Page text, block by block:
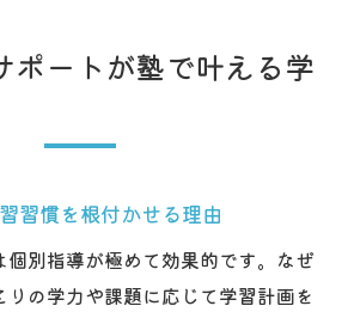
主性育成サポートとは
習サポートが自主性を育てる仕
ポートが塾で叶える学
習慣を根付かせる理由
個別指導が極めて効果的です。なぜ
の学力や課題に応じて学習計画を